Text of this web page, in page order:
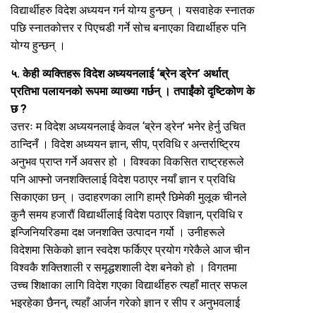
विद्यार्थीहरु विदेश अध्ययन गर्न योग्य हुन्छन् । यसवाहेक स्नातक
पछि स्नातकोत्तर र पिएचडी गर्ने सोच बनाएका विद्यार्थीहरु पनि
योग्य हुन्छन् ।
५. केही व्यक्तिहरू विदेश अध्ययनलाई ‘ब्रेन ड्रेन’ अर्थात्
प्रतिभा पलायनको रूपमा व्याख्या गर्छन् । तपाईंको दृष्टिकोण के
छ ?
उत्तरः म विदेश अध्ययनलाई केवल ‘ब्रेन ड्रेन’ भनेर हेर्नु उचित
ठान्दिनँ । विदेश अध्ययन ज्ञान, सीप, प्रविधि र अन्तर्राष्ट्रिय
अनुभव प्राप्त गर्ने अवसर हो । विश्वका विकसित राष्ट्रहरूले
पनि आफ्नो जनशक्तिलाई विदेश पठाएर नयाँ ज्ञान र प्रविधि
सिकाएका छन् । उदाहरणका लागि हाम्रै छिमेकी मुलूक चीनले
कुनै समय हजारौं विद्यार्थीलाई विदेश पठाएर विज्ञान, प्रविधि र
इन्जिनियरिङमा दक्ष जनशक्ति उत्पादन गर्यो । उनीहरूले
विदेशमा सिकेको ज्ञान स्वदेश फर्किएर प्रयोग गरेकैले आज चीन
विश्वकै शक्तिशाली र समृद्धशशाली देश बनेको हो । विगतमा
उच्च शिक्षाका लागि विदेश गएका विद्यार्थीहरु त्यहाँ मात्र सफल
भइरहेका छैनन्, त्यहाँ आर्जन गरेको ज्ञान र सीप र अनुभवलाई